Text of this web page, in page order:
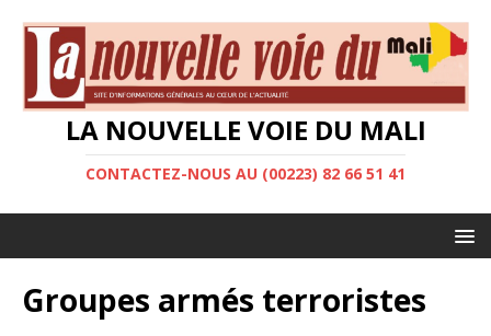
LA NOUVELLE VOIE DU MALI
CONTACTEZ-NOUS AU (00223) 82 66 51 41
Groupes armés terroristes